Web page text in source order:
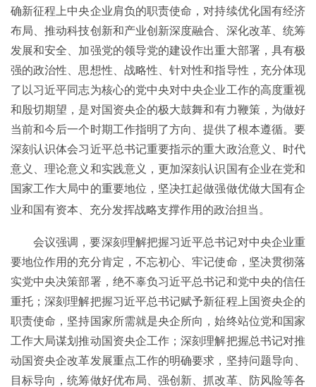
确新征程上中央企业肩负的职责使命，对持续优化国有经济
布局、推动科技创新和产业创新深度融合、深化改革、统筹
发展和安全、加强党的领导党的建设作出重大部署，具有极
强的政治性、思想性、战略性、针对性和指导性，充分体现
了以习近平同志为核心的党中央对中央企业工作的高度重视
和殷切期望，是对国资央企的极大鼓舞和有力鞭策，为做好
当前和今后一个时期工作指明了方向、提供了根本遵循。要
深刻认识体会习近平总书记重要指示的重大政治意义、时代
意义、理论意义和实践意义，更加深刻认识国有企业在党和
国家工作大局中的重要地位，坚决扛起做强做优做大国有企
业和国有资本、充分发挥战略支撑作用的政治担当。
会议强调，要深刻理解把握习近平总书记对中央企业重
要地位作用的充分肯定，不忘初心、牢记使命，坚决贯彻落
实党中央决策部署，绝不辜负习近平总书记和党中央的信任
重托；深刻理解把握习近平总书记赋予新征程上国资央企的
职责使命，坚持国家所需就是央企所向，始终站位党和国家
工作大局谋划推动国资央企工作；深刻理解把握总书记对推
动国资央企改革发展重点工作的明确要求，坚持问题导向、
目标导向，统筹做好优布局、强创新、抓改革、防风险等各